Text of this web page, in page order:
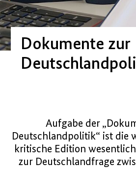
Dokumente zur
Aufgabe der
Deutschlandpolitik“ ist die
kritische Edition
zur Deutschlandfrage